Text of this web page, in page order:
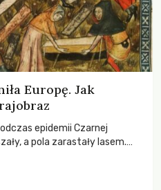
Europę. Jak
epidemii Czarnej
a pola zarastały lasem.
dziejach.